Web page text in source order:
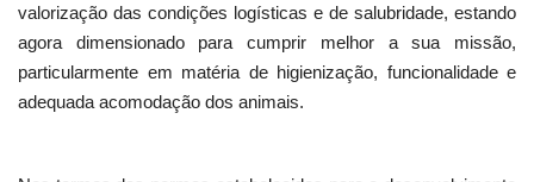
valorização das condições logísticas e de salubridade, estando
agora dimensionado para cumprir melhor a sua missão,
particularmente em matéria de higienização, funcionalidade e
adequada acomodação dos animais.